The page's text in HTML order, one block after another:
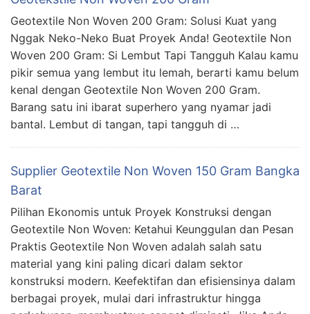
Geotextile Non Woven 200 Gram: Solusi Kuat yang
Nggak Neko-Neko Buat Proyek Anda! Geotextile Non
Woven 200 Gram: Si Lembut Tapi Tangguh Kalau kamu
pikir semua yang lembut itu lemah, berarti kamu belum
kenal dengan Geotextile Non Woven 200 Gram.
Barang satu ini ibarat superhero yang nyamar jadi
bantal. Lembut di tangan, tapi tangguh di …
Supplier Geotextile Non Woven 150 Gram Bangka
Barat
Pilihan Ekonomis untuk Proyek Konstruksi dengan
Geotextile Non Woven: Ketahui Keunggulan dan Pesan
Praktis Geotextile Non Woven adalah salah satu
material yang kini paling dicari dalam sektor
konstruksi modern. Keefektifan dan efisiensinya dalam
berbagai proyek, mulai dari infrastruktur hingga